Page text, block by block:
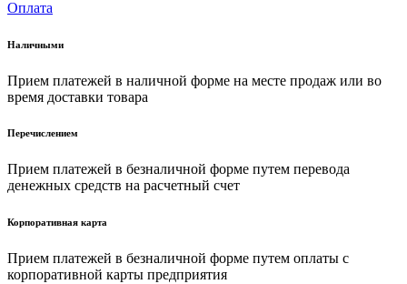
Оплата
Наличными
Прием платежей в наличной форме на месте продаж или во
время доставки товара
Перечислением
Прием платежей в безналичной форме путем перевода
денежных средств на расчетный счет
Корпоративная карта
Прием платежей в безналичной форме путем оплаты с
корпоративной карты предприятия